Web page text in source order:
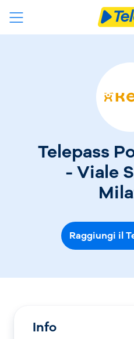
Telepass
- Viale
Raggiungi il
Info